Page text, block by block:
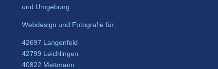
und Umgebung.
Webdesign und Fotografie für:
42697 Langenfeld
42799 Leichlingen
40822 Mettmann